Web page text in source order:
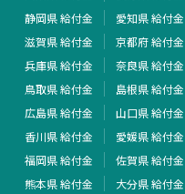
静岡県 給付金
愛知県 給付金
滋賀県 給付金
京都府 給付金
兵庫県 給付金
奈良県 給付金
鳥取県 給付金
島根県 給付金
広島県 給付金
山口県 給付金
香川県 給付金
愛媛県 給付金
福岡県 給付金
佐賀県 給付金
熊本県 給付金
大分県 給付金